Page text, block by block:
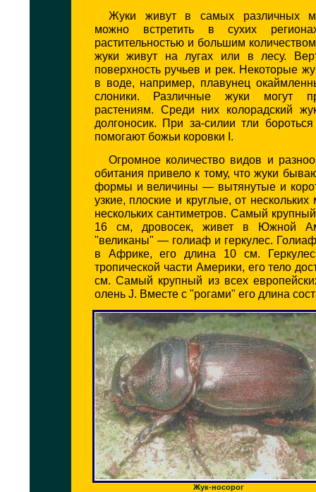
Жуки живут в самых различных
можно встретить в сухих
растительностью и большим
жуки живут на лугах или в лесу.
поверхность ручьев и рек. Некоторые
в воде, например, плавунец
слоники. Различные жуки могут
растениям. Среди них колорадский
долгоносик. При за-силии тли
помогают божьи коровки I.
Огромное количество видов и
обитания привело к тому, что жуки
формы и величины — вытянутые и
узкие, плоские и круглые, от
нескольких сантиметров. Самый
16 см, дровосек, живет в Южной
"великаны" — голиаф и геркулес.
в Африке, его длина 10 см. Геркулес
тропической части Америки, его тело
см. Самый крупный из всех
олень J. Вместе с "рогами" его длина
Жук-носорог